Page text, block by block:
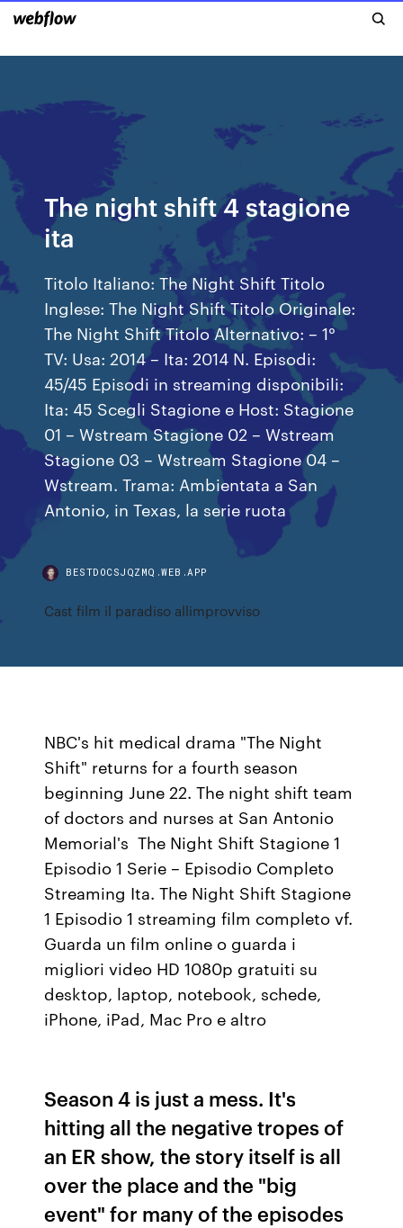
The night shift 4 stagione
ita
Titolo Italiano: The Night Shift Titolo
Inglese: The Night Shift Titolo Originale:
The Night Shift Titolo Alternativo: – 1°
TV: Usa: 2014 – Ita: 2014 N. Episodi:
45/45 Episodi in streaming disponibili:
Ita: 45 Scegli Stagione e Host: Stagione
01 – Wstream Stagione 02 – Wstream
Stagione 03 – Wstream Stagione 04 –
Wstream. Trama: Ambientata a San
Antonio, in Texas, la serie ruota
BESTDOCSJQZMQ.WEB.APP
Cast film il paradiso allimprovviso
NBC's hit medical drama "The Night
Shift" returns for a fourth season
beginning June 22. The night shift team
of doctors and nurses at San Antonio
Memorial's The Night Shift Stagione 1
Episodio 1 Serie – Episodio Completo
Streaming Ita. The Night Shift Stagione
1 Episodio 1 streaming film completo vf.
Guarda un film online o guarda i
migliori video HD 1080p gratuiti su
desktop, laptop, notebook, schede,
iPhone, iPad, Mac Pro e altro
Season 4 is just a mess. It's
hitting all the negative tropes of
an ER show, the story itself is all
over the place and the "big
event" for many of the episodes